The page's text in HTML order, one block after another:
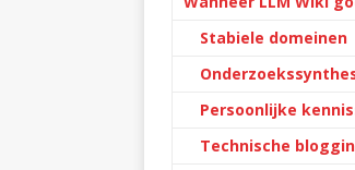
Stabiele domeinen
Persoonlijke
Technische